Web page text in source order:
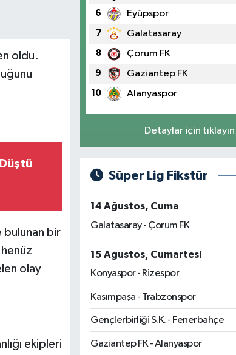
oldu.
bir
olay
ekipleri
6 Eyüpspor
7 Galatasaray
8 Çorum FK
9 Gaziantep FK
10 Alanyaspor
Detaylar için tıklayın
Süper Lig Fikstür
14 Ağustos, Cuma
Galatasaray - Çorum FK
15 Ağustos, Cumartesi
Konyaspor - Rizespor
Kasımpaşa - Trabzonspor
Gençlerbirliği S.K. - Fenerbahçe
Gaziantep FK - Alanyaspor